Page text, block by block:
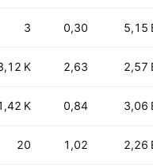
3 0,30 5,15
K 2,63 2,57
K 0,84 3,06
20 1,02 2,26